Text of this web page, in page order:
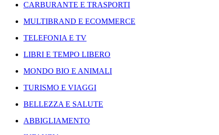
CARBURANTE E TRASPORTI
MULTIBRAND E ECOMMERCE
TELEFONIA E TV
LIBRI E TEMPO LIBERO
MONDO BIO E ANIMALI
TURISMO E VIAGGI
BELLEZZA E SALUTE
ABBIGLIAMENTO